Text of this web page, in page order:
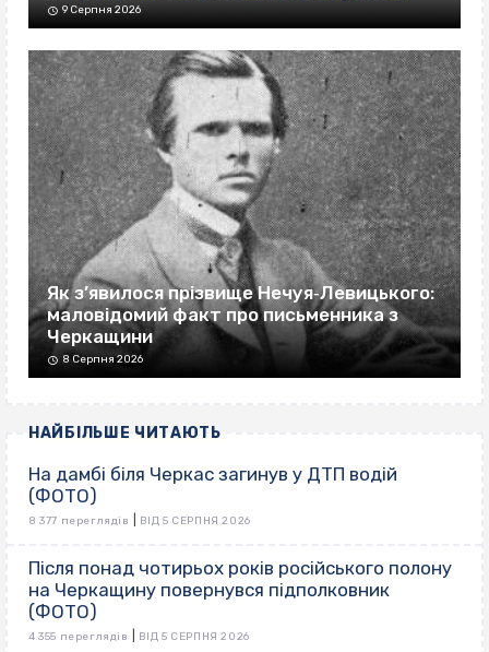
9 Серпня 2026
Як з’явилося прізвище Нечуя‐Левицького:
маловідомий факт про письменника з
Черкащини
8 Серпня 2026
НАЙБІЛЬШЕ ЧИТАЮТЬ
На дамбі біля Черкас загинув у ДТП водій
(ФОТО)
8 377 переглядів ВІД 5 СЕРПНЯ 2026
Після понад чотирьох років російського полону
на Черкащину повернувся підполковник
(ФОТО)
4 355 переглядів ВІД 5 СЕРПНЯ 2026